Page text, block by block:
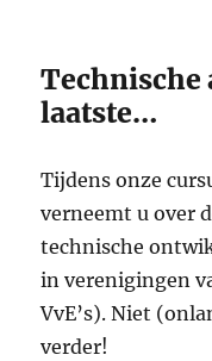
Technische
laatste…
Tijdens onze
verneemt u over
technische
in verenigingen
VvE’s). Niet
verder!